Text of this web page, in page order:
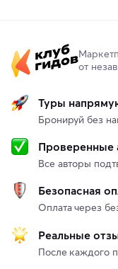
от
Туры
Бронируй без
Проверенные
Все авторы
Безопасная
Оплата через
Реальные
После каждого